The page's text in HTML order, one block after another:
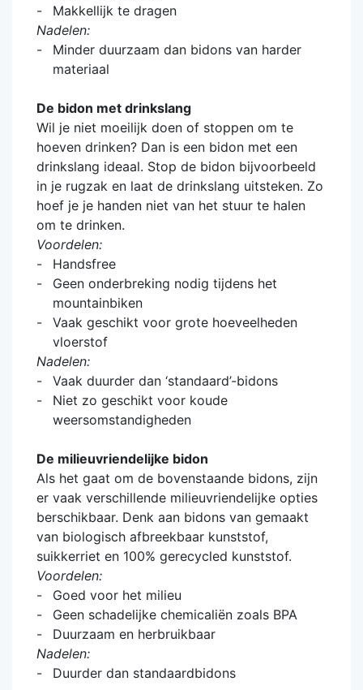
Makkellijk te dragen
Nadelen:
Minder duurzaam dan bidons van harder
materiaal
De bidon met drinkslang
Wil je niet moeilijk doen of stoppen om te
hoeven drinken? Dan is een bidon met een
drinkslang ideaal. Stop de bidon bijvoorbeeld
in je rugzak en laat de drinkslang uitsteken. Zo
hoef je je handen niet van het stuur te halen
om te drinken.
Voordelen:
Handsfree
Geen onderbreking nodig tijdens het
mountainbiken
Vaak geschikt voor grote hoeveelheden
vloerstof
Nadelen:
Vaak duurder dan ‘standaard’-bidons
Niet zo geschikt voor koude
weersomstandigheden
De milieuvriendelijke bidon
Als het gaat om de bovenstaande bidons, zijn
er vaak verschillende milieuvriendelijke opties
berschikbaar. Denk aan bidons van gemaakt
van biologisch afbreekbaar kunststof,
suikkerriet en 100% gerecycled kunststof.
Voordelen:
Goed voor het milieu
Geen schadelijke chemicaliën zoals BPA
Duurzaam en herbruikbaar
Nadelen:
Duurder dan standaardbidons